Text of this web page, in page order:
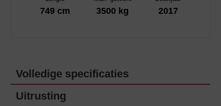
749 cm 3500 kg 2017
Volledige specificaties
Uitrusting